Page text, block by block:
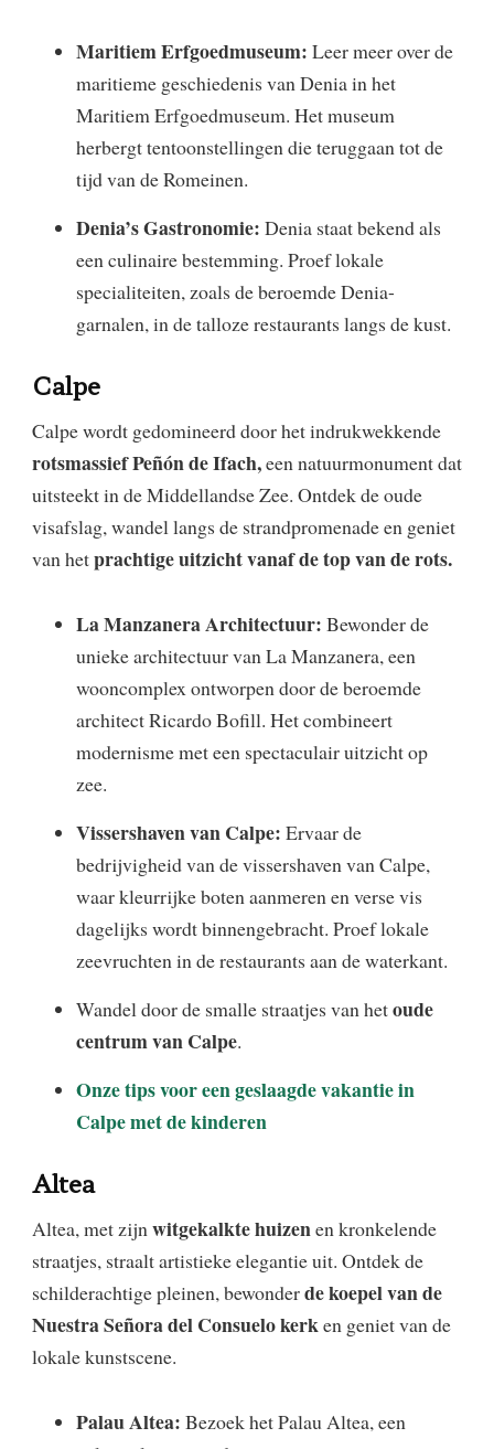
Maritiem Erfgoedmuseum: Leer meer over de
maritieme geschiedenis van Denia in het
Maritiem Erfgoedmuseum. Het museum
herbergt tentoonstellingen die teruggaan tot de
tijd van de Romeinen.
Denia’s Gastronomie: Denia staat bekend als
een culinaire bestemming. Proef lokale
specialiteiten, zoals de beroemde Denia-
garnalen, in de talloze restaurants langs de kust.
Calpe
Calpe wordt gedomineerd door het indrukwekkende
rotsmassief Peñón de Ifach,een natuurmonument dat
uitsteekt in de Middellandse Zee. Ontdek de oude
visafslag, wandel langs de strandpromenade en geniet
van hetprachtige uitzicht vanaf de top van de rots.
La Manzanera Architectuur: Bewonder de
unieke architectuur van La Manzanera, een
wooncomplex ontworpen door de beroemde
architect Ricardo Bofill. Het combineert
modernisme met een spectaculair uitzicht op
zee.
Vissershaven van Calpe: Ervaar de
bedrijvigheid van de vissershaven van Calpe,
waar kleurrijke boten aanmeren en verse vis
dagelijks wordt binnengebracht. Proef lokale
zeevruchten in de restaurants aan de waterkant.
Wandel door de smalle straatjes van hetoude
centrum van Calpe.
Onze tips voor een geslaagde vakantie in
Calpe met de kinderen
Altea
Altea, met zijnwitgekalkte huizenen kronkelende
straatjes, straalt artistieke elegantie uit. Ontdek de
schilderachtige pleinen, bewonderde koepel van de
Nuestra Señora del Consuelo kerken geniet van de
lokale kunstscene.
Palau Altea: Bezoek het Palau Altea, een